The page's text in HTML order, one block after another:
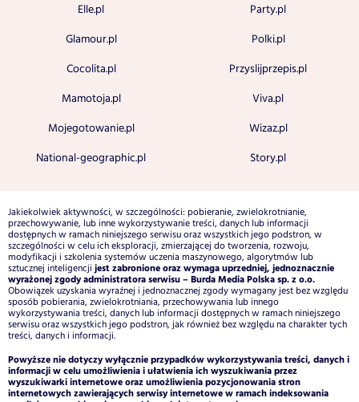
Elle.pl
Glamour.pl
Cocolita.pl
Mamotoja.pl
Mojegotowanie.pl
National-geographic.pl
Party.pl
Polki.pl
Przyslijprzepis.pl
Viva.pl
Wizaz.pl
Story.pl
Jakiekolwiek aktywności, w szczególności: pobieranie, zwielokrotnianie,
przechowywanie, lub inne wykorzystywanie treści, danych lub informacji
dostępnych w ramach niniejszego serwisu oraz wszystkich jego podstron, w
szczególności w celu ich eksploracji, zmierzającej do tworzenia, rozwoju,
modyfikacji i szkolenia systemów uczenia maszynowego, algorytmów lub
sztucznej inteligencji jest zabronione oraz wymaga uprzedniej, jednoznacznie
wyrażonej zgody administratora serwisu – Burda Media Polska sp. z o.o.
Obowiązek uzyskania wyraźnej i jednoznacznej zgody wymagany jest bez względu
sposób pobierania, zwielokrotniania, przechowywania lub innego
wykorzystywania treści, danych lub informacji dostępnych w ramach niniejszego
serwisu oraz wszystkich jego podstron, jak również bez względu na charakter tych
treści, danych i informacji.
Powyższe nie dotyczy wyłącznie przypadków wykorzystywania treści, danych i
informacji w celu umożliwienia i ułatwienia ich wyszukiwania przez
wyszukiwarki internetowe oraz umożliwienia pozycjonowania stron
internetowych zawierających serwisy internetowe w ramach indeksowania